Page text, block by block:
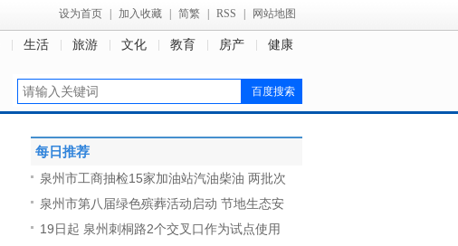
设为首页 加入收藏 简繁 RSS 网站地图
生活 旅游 文化 教育 房产 健康
每日推荐
泉州市工商抽检15家加油站汽油柴油 两批次
泉州市第八届绿色殡葬活动启动 节地生态安
19日起 泉州刺桐路2个交叉口作为试点使用